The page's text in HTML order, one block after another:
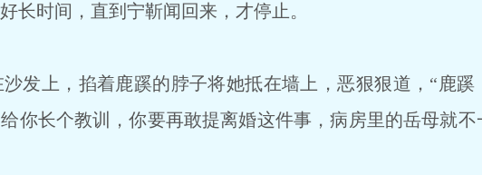
长时间，直到宁靳闻回来，才停止。
发上，掐着鹿蹊的脖子将她抵在墙上，恶狠狠道，“鹿蹊
你长个教训，你要再敢提离婚这件事，病房里的岳母就不